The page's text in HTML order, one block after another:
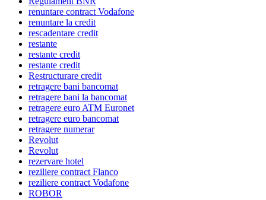
renuntare contract Vodafone
renuntare la credit
rescadentare credit
restante
restante credit
restante credit
Restructurare credit
retragere bani bancomat
retragere bani la bancomat
retragere euro ATM Euronet
retragere euro bancomat
retragere numerar
Revolut
Revolut
rezervare hotel
reziliere contract Flanco
reziliere contract Vodafone
ROBOR